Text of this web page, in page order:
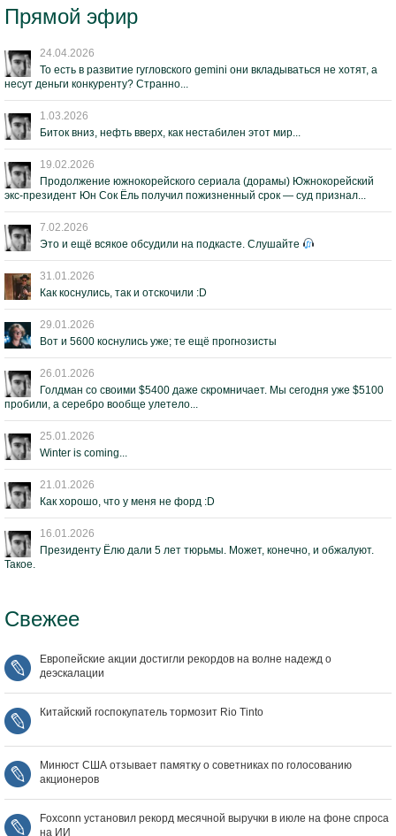
Прямой эфир
24.04.2026
То есть в развитие гугловского gemini они вкладываться не хотят, а
несут деньги конкуренту? Странно...
1.03.2026
Биток вниз, нефть вверх, как нестабилен этот мир...
19.02.2026
Продолжение южнокорейского сериала (дорамы) Южнокорейский
экс-президент Юн Сок Ёль получил пожизненный срок — суд признал...
7.02.2026
Это и ещё всякое обсудили на подкасте. Слушайте
31.01.2026
Как коснулись, так и отскочили :D
29.01.2026
Вот и 5600 коснулись уже; те ещё прогнозисты
26.01.2026
Голдман со своими $5400 даже скромничает. Мы сегодня уже $5100
пробили, а серебро вообще улетело...
25.01.2026
Winter is coming...
21.01.2026
Как хорошо, что у меня не форд :D
16.01.2026
Президенту Ёлю дали 5 лет тюрьмы. Может, конечно, и обжалуют.
Такое.
Свежее
Европейские акции достигли рекордов на волне надежд о
деэскалации
Китайский госпокупатель тормозит Rio Tinto
Минюст США отзывает памятку о советниках по голосованию
акционеров
Foxconn установил рекорд месячной выручки в июле на фоне спроса
на ИИ